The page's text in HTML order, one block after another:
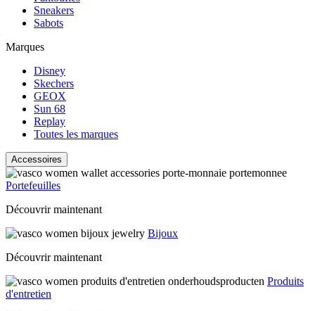
Sneakers
Sabots
Marques
Disney
Skechers
GEOX
Sun 68
Replay
Toutes les marques
Accessoires
Portefeuilles
Découvrir maintenant
Bijoux
Découvrir maintenant
Produits
d'entretien